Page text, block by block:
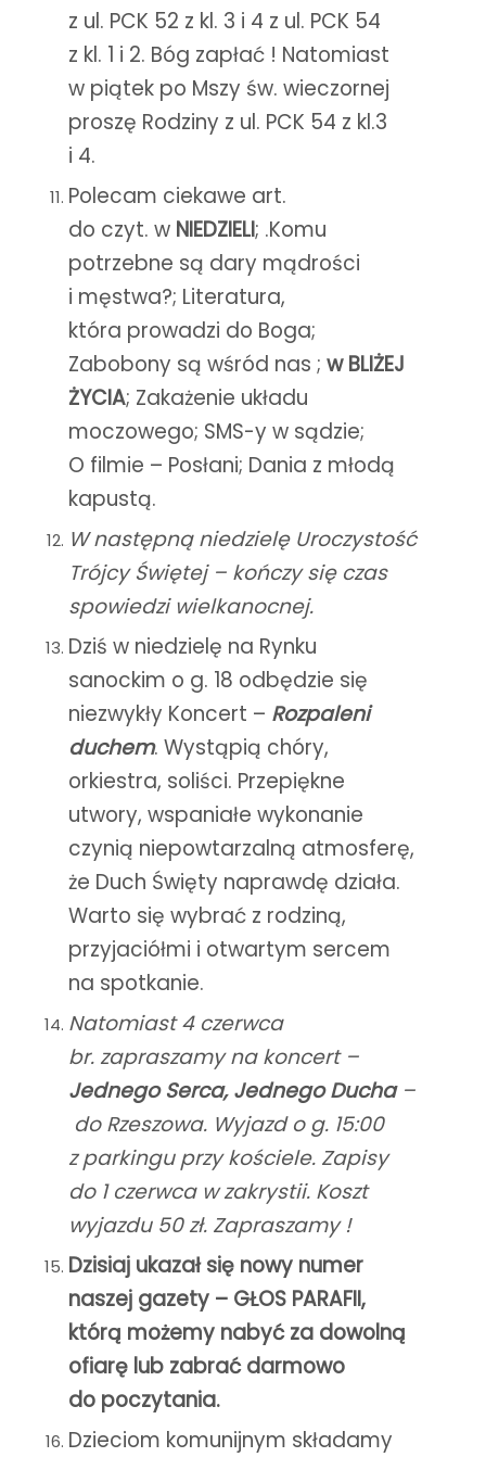
z ul. PCK 52 z kl. 3 i 4 z ul. PCK 54
z kl. 1 i 2. Bóg zapłać ! Natomiast
w piątek po Mszy św. wieczornej
proszę Rodziny z ul. PCK 54 z kl.3
i 4.
Polecam ciekawe art.
do czyt. w NIEDZIELI; .Komu
potrzebne są dary mądrości
i męstwa?; Literatura,
która prowadzi do Boga;
Zabobony są wśród nas ; w BLIŻEJ
ŻYCIA; Zakażenie układu
moczowego; SMS-y w sądzie;
O filmie – Posłani; Dania z młodą
kapustą.
W następną niedzielę Uroczystość
Trójcy Świętej – kończy się czas
spowiedzi wielkanocnej.
Dziś w niedzielę na Rynku
sanockim o g. 18 odbędzie się
niezwykły Koncert – Rozpaleni
duchem. Wystąpią chóry,
orkiestra, soliści. Przepiękne
utwory, wspaniałe wykonanie
czynią niepowtarzalną atmosferę,
że Duch Święty naprawdę działa.
Warto się wybrać z rodziną,
przyjaciółmi i otwartym sercem
na spotkanie.
Natomiast 4 czerwca
br. zapraszamy na koncert –
Jednego Serca, Jednego Ducha–
do Rzeszowa. Wyjazd o g. 15:00
z parkingu przy kościele. Zapisy
do 1 czerwca w zakrystii. Koszt
wyjazdu 50 zł. Zapraszamy !
Dzisiaj ukazał się nowy numer
naszej gazety – GŁOS PARAFII,
którą możemy nabyć za dowolną
ofiarę lub zabrać darmowo
do poczytania.
Dzieciom komunijnym składamy